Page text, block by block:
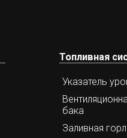
Топливная
Указатель
бака
Заливная